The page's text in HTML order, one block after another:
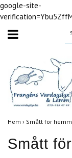
google-site-
Hem › Smått för
Smått